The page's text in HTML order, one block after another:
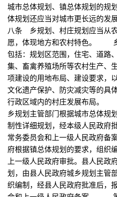
城市总体规划、镇总体规划的规
体规划还应当对城市更长远的
八条 乡规划、村庄规划应当从
愿，体现地方和农村特色。
包括：规划区范围，住宅、道路
集、畜禽养殖场所等农村生产、
项建设的用地布局、建设要求，
文化遗产保护、防灾减灾等的具
行政区域内的村庄发展布局
乡规划主管部门根据城市总体规
制性详细规划，经本级人民政府
常务委员会和上一级人民政
府根据镇总体规划的要求，组织
上一级人民政府审批。县人民政
划，由县人民政府城乡规划主管
织编制，经县人民政府批准后，